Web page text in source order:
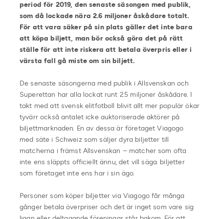
period för 2019, den senaste säsongen med publik,
som då lockade nära 2.6 miljoner åskådare totalt.
För att vara säker på sin plats gäller det inte bara
att köpa biljett, man bör också göra det på rätt
ställe för att inte riskera att betala överpris eller i
värsta fall gå miste om sin biljett.
De senaste säsongerna med publik i Allsvenskan och
Superettan har alla lockat runt 2.5 miljoner åskådare. I
takt med att svensk elitfotboll blivit allt mer populär ökar
tyvärr också antalet icke auktoriserade aktörer på
biljettmarknaden. En av dessa är företaget Viagogo
med säte i Schweiz som säljer dyra biljetter till
matcherna i främst Allsvenskan – matcher som ofta
inte ens släppts officiellt ännu, det vill säga. biljetter
som företaget inte ens har i sin ägo.
Personer som köper biljetter via Viagogo får många
gånger betala överpriser och det är inget som vare sig